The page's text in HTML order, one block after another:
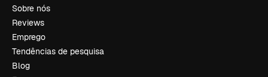
Sobre nós
Reviews
Emprego
Tendências de pesquisa
Blog